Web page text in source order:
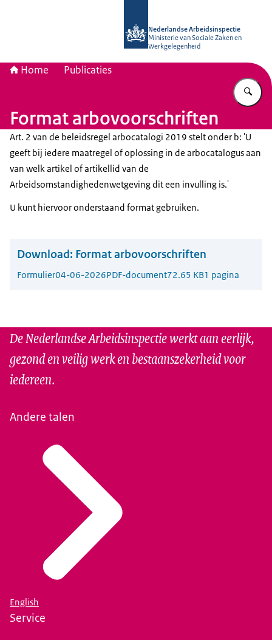
Nederlandse Arbeidsinspectie
Ministerie van Sociale Zaken en
Werkgelegenheid
Home Publicaties
Format arbovoorschriften
Art. 2 van de beleidsregel arbocatalogi 2019 stelt onder b: 'U
geeft bij iedere maatregel of oplossing in de arbocatalogus aan
van welk artikel of artikellid van de
Arbeidsomstandighedenwetgeving dit een invulling is.'
U kunt hiervoor onderstaand format gebruiken.
Download: Format arbovoorschriften
Formulier04-06-2026PDF-document72.65 KB1 pagina
De Nederlandse Arbeidsinspectie werkt aan eerlijk,
gezond en veilig werk en bestaanszekerheid voor
iedereen.
Andere talen
English
Service